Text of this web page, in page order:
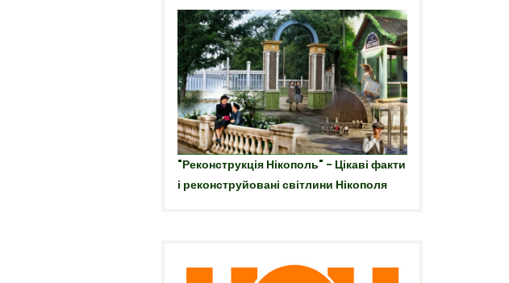
"Реконструкція Нікополь" - Цікаві факти
і реконструйовані світлини Нікополя